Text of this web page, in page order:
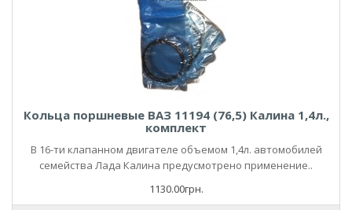
Кольца поршневые ВАЗ 11194 (76,5) Калина 1,4л.,
комплект
В 16-ти клапанном двигателе объемом 1,4л. автомобилей
семейства Лада Калина предусмотрено применение..
1130.00грн.